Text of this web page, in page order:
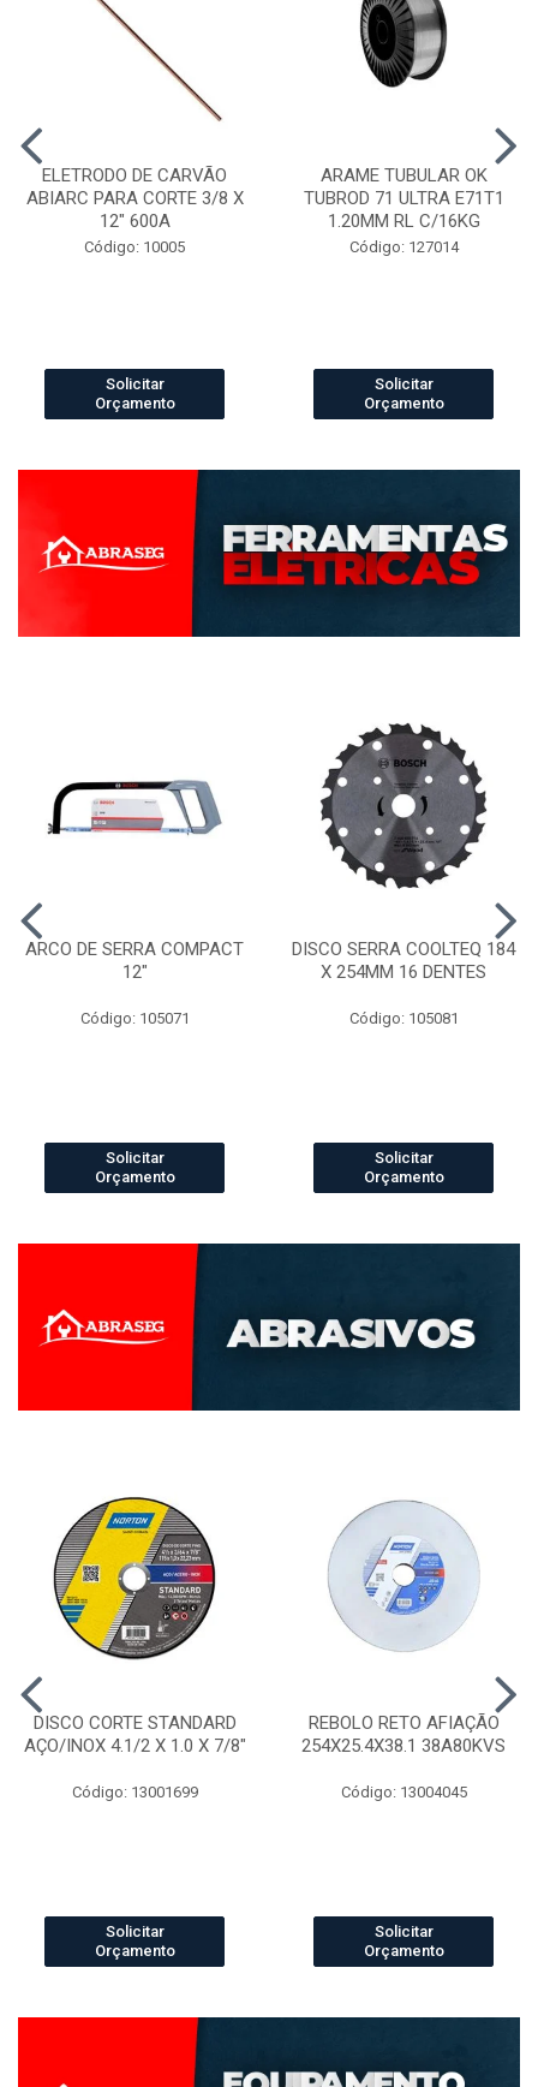
ELETRODO DE CARVÃO
ABIARC PARA CORTE 3/8 X
12" 600A
Código: 10005
Solicitar
Orçamento
ARAME TUBULAR OK
TUBROD 71 ULTRA E71T1
1.20MM RL C/16KG
Código: 127014
Solicitar
Orçamento
ARCO DE SERRA COMPACT
12"
Código: 105071
Solicitar
Orçamento
DISCO SERRA COOLTEQ 184
X 254MM 16 DENTES
Código: 105081
Solicitar
Orçamento
DISCO CORTE STANDARD
AÇO/INOX 4.1/2 X 1.0 X 7/8"
Código: 13001699
Solicitar
Orçamento
REBOLO RETO AFIAÇÃO
254X25.4X38.1 38A80KVS
Código: 13004045
Solicitar
Orçamento